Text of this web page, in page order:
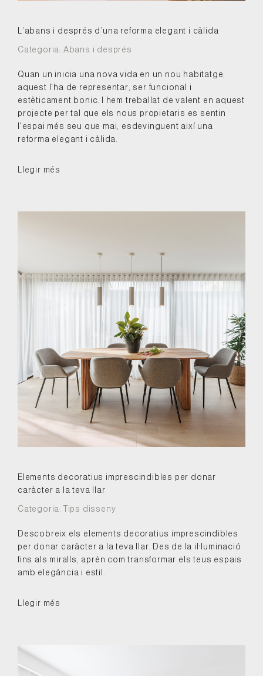
L’abans i després d’una reforma elegant i càlida
Categoria: Abans i després
Quan un inicia una nova vida en un nou habitatge,
aquest l'ha de representar, ser funcional i
estèticament bonic. I hem treballat de valent en aquest
projecte per tal que els nous propietaris es sentin
l'espai més seu que mai, esdevinguent així una
reforma elegant i càlida.
Llegir més
Elements decoratius imprescindibles per donar
caràcter a la teva llar
Categoria: Tips disseny
Descobreix els elements decoratius imprescindibles
per donar caràcter a la teva llar. Des de la il·luminació
fins als miralls, aprèn com transformar els teus espais
amb elegància i estil.
Llegir més